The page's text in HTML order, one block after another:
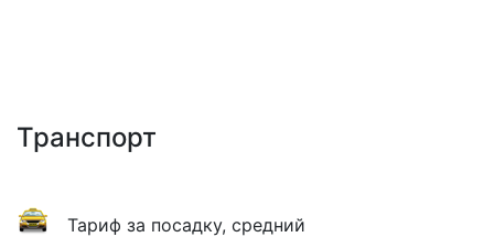
Транспорт
Тариф за посадку, средний